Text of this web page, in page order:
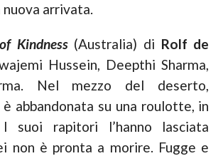
nuova arrivata.
Kindness(Australia) di Rolf de
Hussein, Deepthi Sharma,
Nel mezzo del deserto,
è abbandonata su una roulotte, in
suoi rapitori l’hanno lasciata
non è pronta a morire. Fugge e